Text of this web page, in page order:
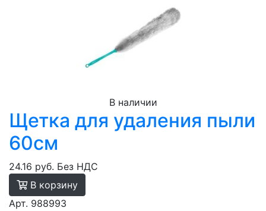
В наличии
Щетка для удаления пыли
60см
24.16 руб. Без НДС
В корзину
Арт. 988993